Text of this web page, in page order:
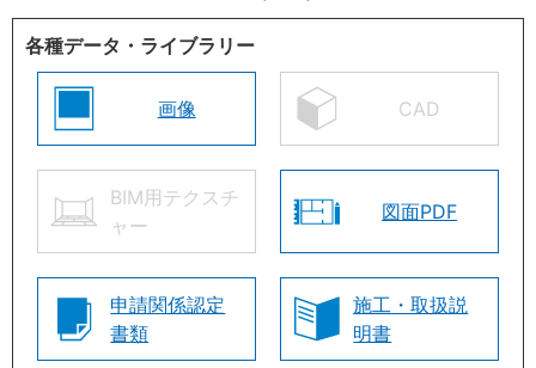
各種データ・ライブラリー
画像 CAD
BIM用テクスチ
ャー
図面PDF
申請関係認定
書類
施工・取扱説
明書